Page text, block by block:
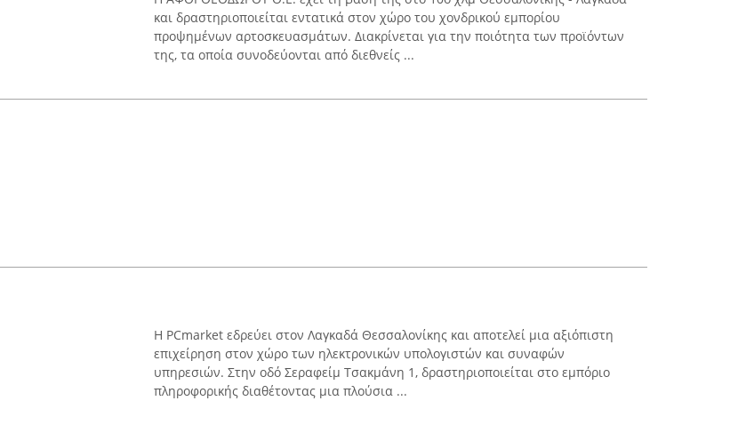
και δραστηριοποιείται εντατικά στον χώρο του χονδρικού εμπορίου
προψημένων αρτοσκευασμάτων. Διακρίνεται για την ποιότητα των προϊόντων
της, τα οποία συνοδεύονται από διεθνείς ...
Η PCmarket εδρεύει στον Λαγκαδά Θεσσαλονίκης και αποτελεί μια αξιόπιστη
επιχείρηση στον χώρο των ηλεκτρονικών υπολογιστών και συναφών
υπηρεσιών. Στην οδό Σεραφείμ Τσακμάνη 1, δραστηριοποιείται στο εμπόριο
πληροφορικής διαθέτοντας μια πλούσια ...